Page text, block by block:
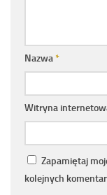
Nazwa*
Witryna
Zapamiętaj
kolejnych